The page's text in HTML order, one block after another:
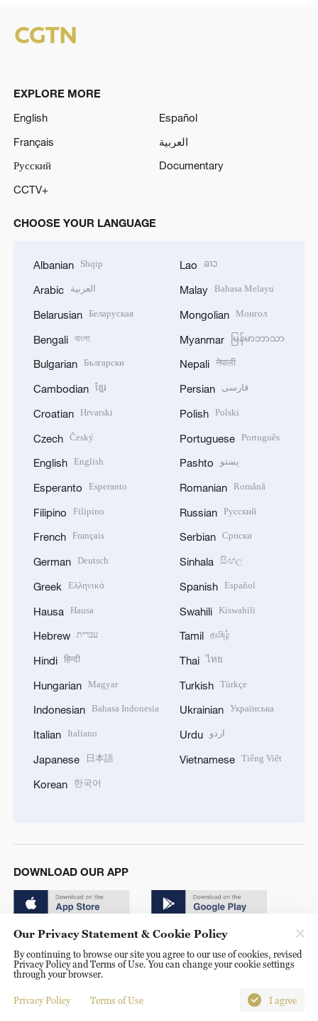
EXPLORE MORE
English
Español
Français
العربية
Русский
Documentary
CCTV+
CHOOSE YOUR LANGUAGE
Albanian Shqip
Arabic العربية
Belarusian Беларуская
Bengali বাংলা
Bulgarian Български
Cambodian ខ្មែរ
Croatian Hrvatski
Czech Český
English English
Esperanto Esperanto
Filipino Filipino
French Français
German Deutsch
Greek Ελληνικά
Hausa Hausa
Hebrew עברית
Hindi हिन्दी
Hungarian Magyar
Indonesian Bahasa Indonesia
Italian Italiano
Japanese 日本語
Korean 한국어
Lao ລາວ
Malay Bahasa Melayu
Mongolian Монгол
Myanmar မြန်မာဘာသာ
Nepali नेपाली
Persian فارسی
Polish Polski
Portuguese Português
Pashto پښتو
Romanian Română
Russian Русский
Serbian Српски
Sinhala සිංහල
Spanish Español
Swahili Kiswahili
Tamil தமிழ்
Thai ไทย
Turkish Türkçe
Ukrainian Українська
Urdu اردو
Vietnamese Tiếng Việt
DOWNLOAD OUR APP
© China Radio International.CRI. All Rights Reserved. 16A
Shijingshan Road, Beijing, China. 100040
Our Privacy Statement & Cookie Policy
By continuing to browse our site you agree to our use of cookies, revised
Privacy Policy and Terms of Use. You can change your cookie settings
through your browser.
Privacy Policy Terms of Use I agree